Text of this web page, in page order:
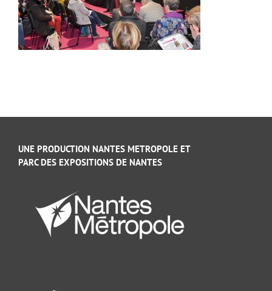
UNE PRODUCTION NANTES METROPOLE ET
PARC DES EXPOSITIONS DE NANTES